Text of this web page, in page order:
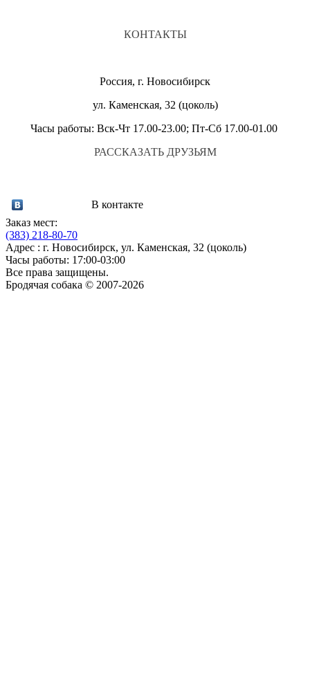
КОНТАКТЫ
Россия, г. Новосибирск
ул. Каменская, 32 (цоколь)
Часы работы: Вск-Чт 17.00-23.00; Пт-Сб 17.00-01.00
РАССКАЗАТЬ ДРУЗЬЯМ
В контакте
Заказ мест:
(383) 218-80-70
Адрес : г. Новосибирск, ул. Каменская, 32 (цоколь)
Часы работы: 17:00-03:00
Все права защищены.
Бродячая собака © 2007-2026